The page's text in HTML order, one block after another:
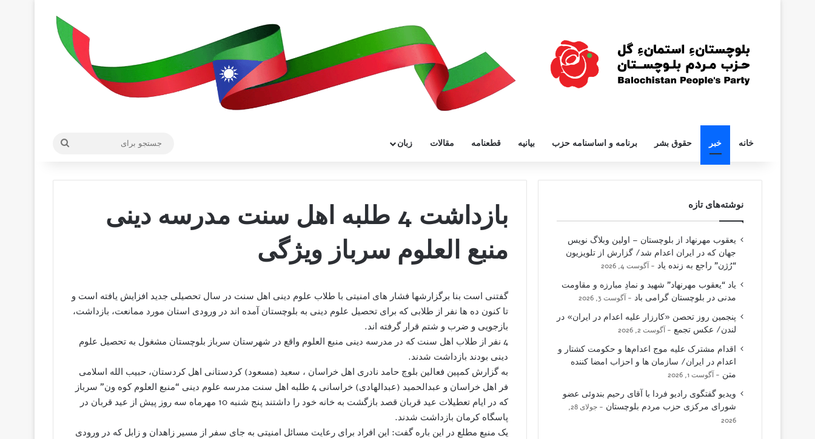
خانه خبر حقوق بشر برنامه و اساسنامه حزب بیانیه قطعنامه مقالات زبان
بازداشت 4 طلبه اهل سنت مدرسه دینی
منبع العلوم سرباز ویژگی
گفتنی است بنا برگزارشها فشار های امنیتی با طلاب علوم دینی اهل سنت در سال تحصیلی جدید افزایش یافته است و
تا کنون ده ها نفر از طلابی که برای تحصیل علوم دینی به بلوچستان آمده اند در ورودی استان مورد ممانعت، بازداشت،
بازجویی و ضرب و شتم قرار گرفته اند.
4 نفر از طلاب اهل سنت که در مدرسه دینی منبع العلوم واقع در شهرستان سرباز بلوچستان مشغول به تحصیل علوم
دینی بودند بازداشت شدند.
به گزارش کمپین فعالین بلوچ حامد نادری اهل خراسان ، سعید (مسعود) کردستانی اهل کردستان، حبیب الله اسلامی
فر اهل خراسان و عبدالحمید (عبدالهادی) خراسانی 4 طلبه اهل سنت مدرسه علوم دینی “منبع العلوم کوه ون” سرباز
که در ایام تعطیلات عید قربان قصد بازگشت به خانه خود را داشتند پنج شنبه 10 مهرماه سه روز پیش از عید قربان در
پاسگاه کرمان بازداشت شدند.
یک منبع مطلع در این باره گفت: این افراد برای رعایت مسائل امنیتی به جای سفر از مسیر زاهدان و زابل که در ورودی
نوشته‌های تازه
یعقوب مهرنهاد از بلوچستان – اولین وبلاگ نویس
جهان که در ایران اعدام شد/ گزارش از تلویزیون
“رُژن” راجع به زنده یاد
آگوست 4, 2026
یاد “یعقوب مهرنهاد” شهید و نمادِ مبارزه و مقاومت
مدنی در بلوچستان گرامی باد
آگوست 3, 2026
پنجمین روز تحصن «کارزار علیه اعدام در ایران» در
لندن/ عکس تجمع
آگوست 2, 2026
اقدام مشترک علیه موج اعدام‌ها و حکومت کشتار و
اعدام در ایران/ سازمان ها و احزاب امضا کننده
متن
آگوست 1, 2026
ویدیو گفتگوی رادیو فردا با آقای رحیم بندوئی عضو
شورای مرکزی حزب مردم بلوچستان
جولای 28,
2026